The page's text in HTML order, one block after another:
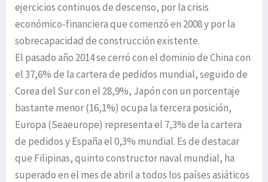
ejercicios continuos de descenso, por la crisis
económico-financiera que comenzó en 2008 y por la
sobrecapacidad de construcción existente.
El pasado año 2014 se cerró con el dominio de China con
el 37,6% de la cartera de pedidos mundial, seguido de
Corea del Sur con el 28,9%, Japón con un porcentaje
bastante menor (16,1%) ocupa la tercera posición,
Europa (Seaeurope) representa el 7,3% de la cartera
de pedidos y España el 0,3% mundial. Es de destacar
que Filipinas, quinto constructor naval mundial, ha
superado en el mes de abril a todos los países asiáticos